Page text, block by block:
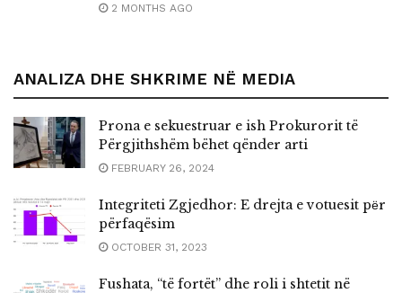
2 MONTHS AGO
ANALIZA DHE SHKRIME NË MEDIA
Prona e sekuestruar e ish Prokurorit të
Përgjithshëm bëhet qënder arti
FEBRUARY 26, 2024
Integriteti Zgjedhor: E drejta e votuesit pёr
përfaqësim
OCTOBER 31, 2023
Fushata, “të fortët” dhe roli i shtetit në